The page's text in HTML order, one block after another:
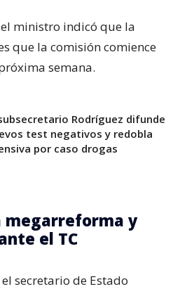
ministro indicó que la
que la comisión comience
semana.
Rodríguez difunde
test negativos y redobla
por caso drogas
megarreforma y
el TC
secretario de Estado